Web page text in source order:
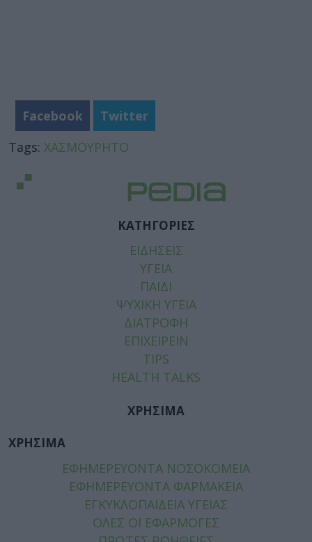
Facebook
Twitter
Tags: ΧΑΣΜΟΥΡΗΤΟ
ΚΑΤΗΓΟΡΙΕΣ
ΕΙΔΗΣΕΙΣ
ΥΓΕΙΑ
ΠΑΙΔΙ
ΨΥΧΙΚΗ ΥΓΕΙΑ
ΔΙΑΤΡΟΦΗ
ΕΠΙΧΕΙΡΕΙΝ
TIPS
HEALTH TALKS
ΧΡΗΣΙΜΑ
ΧΡΗΣΙΜΑ
ΕΦΗΜΕΡΕΥΟΝΤΑ ΝΟΣΟΚΟΜΕΙΑ
ΕΦΗΜΕΡΕΥΟΝΤΑ ΦΑΡΜΑΚΕΙΑ
ΕΓΚΥΚΛΟΠΑΙΔΕΙΑ ΥΓΕΙΑΣ
ΟΛΕΣ ΟΙ ΕΦΑΡΜΟΓΕΣ